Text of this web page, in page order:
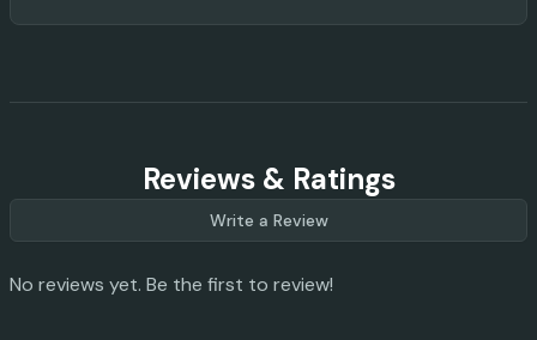
Reviews & Ratings
Write a Review
No reviews yet. Be the first to review!